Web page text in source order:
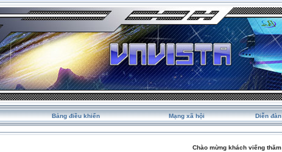
Bảng điều khiển Mạng xã hội Diễn đàn
Chào mừng khách viếng thăm